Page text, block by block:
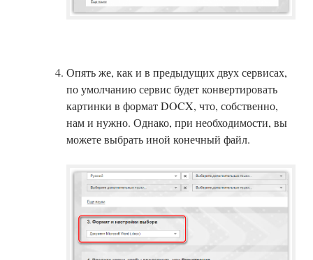
Опять же, как и в предыдущих двух сервисах,
по умолчанию сервис будет конвертировать
картинки в формат DOCX, что, собственно,
нам и нужно. Однако, при необходимости, вы
можете выбрать иной конечный файл.